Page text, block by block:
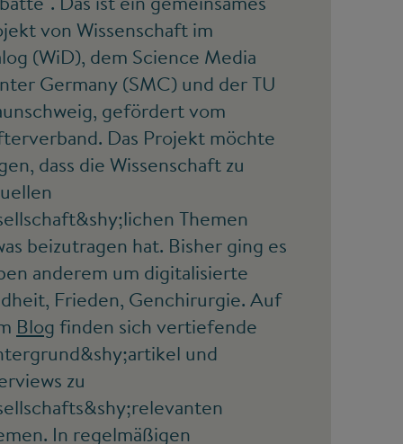
von Wissenschaft im
(WiD), dem Science Media
Germany (SMC) und der TU
gefördert vom
Das Projekt möchte
dass die Wissenschaft zu
Themen
beizutragen hat. Bisher ging es
anderem um digitalisierte
Frieden, Genchirurgie. Auf
Blog finden sich vertiefende
und
zu
In regelmäßigen